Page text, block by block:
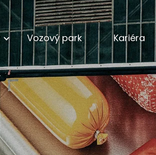
Vozový park Kariéra